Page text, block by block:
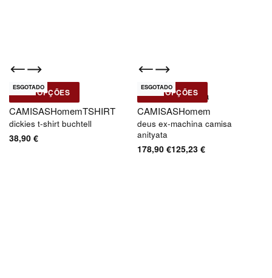
Novo
ESGOTADO
VER OPÇÕES
Dickies
CAMISASHomemTSHIRT
dickies t-shirt buchtell
38,90 €
Novo -30% OFF
ESGOTADO
VER OPÇÕES
Deus Ex-Machina
CAMISASHomem
deus ex-machina camisa
anityata
178,90 €125,23 €